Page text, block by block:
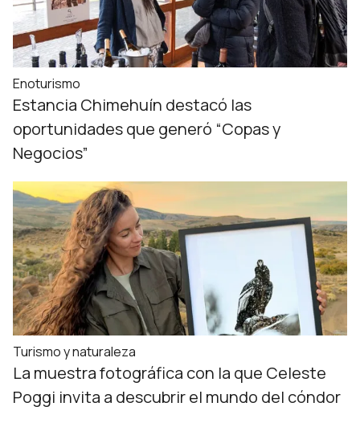
Enoturismo
Estancia Chimehuín destacó las
oportunidades que generó “Copas y
Negocios”
Turismo y naturaleza
La muestra fotográfica con la que Celeste
Poggi invita a descubrir el mundo del cóndor